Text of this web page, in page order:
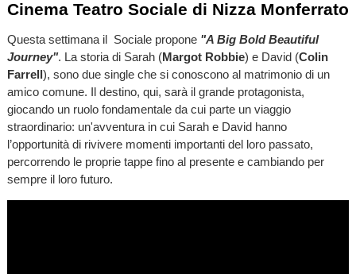
Cinema Teatro Sociale di Nizza Monferrato
Questa settimana il Sociale propone "A Big Bold Beautiful
Journey". La storia di Sarah (Margot Robbie) e David (Colin
Farrell), sono due single che si conoscono al matrimonio di un
amico comune. Il destino, qui, sarà il grande protagonista,
giocando un ruolo fondamentale da cui parte un viaggio
straordinario: un'avventura in cui Sarah e David hanno
l’opportunità di rivivere momenti importanti del loro passato,
percorrendo le proprie tappe fino al presente e cambiando per
sempre il loro futuro.